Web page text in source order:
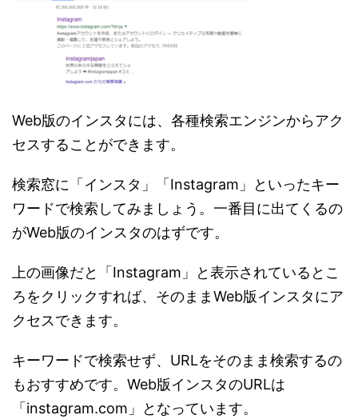
Web版のインスタには、各種検索エンジンからアク
セスすることができます。
検索窓に「インスタ」「Instagram」といったキー
ワードで検索してみましょう。一番目に出てくるの
がWeb版のインスタのはずです。
上の画像だと「Instagram」と表示されているとこ
ろをクリックすれば、そのままWeb版インスタにア
クセスできます。
キーワードで検索せず、URLをそのまま検索するの
もおすすめです。Web版インスタのURLは
「instagram.com」となっています。